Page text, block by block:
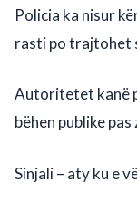
Policia ka nisur
rasti po trajtohet
Autoritetet kanë
bëhen publike
Sinjali – aty ku e